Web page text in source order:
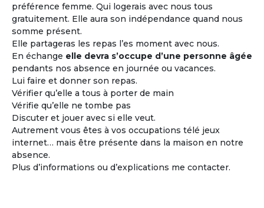
préférence femme. Qui logerais avec nous tous
gratuitement. Elle aura son indépendance quand nous
somme présent.
Elle partageras les repas l’es moment avec nous.
En échange elle devra s’occupe d’une personne âgée
pendants nos absence en journée ou vacances.
Lui faire et donner son repas.
Vérifier qu’elle a tous à porter de main
Vérifie qu’elle ne tombe pas
Discuter et jouer avec si elle veut.
Autrement vous êtes à vos occupations télé jeux
internet… mais être présente dans la maison en notre
absence.
Plus d’informations ou d’explications me contacter.